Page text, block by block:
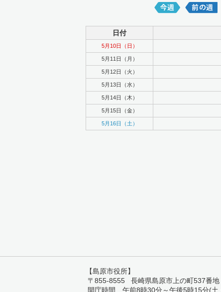
日付
5月10日（日）
5月11日（月）
5月12日（火）
5月13日（水）
5月14日（木）
5月15日（金）
5月16日（土）
【島原市役所】
〒855-8555 長崎県島原市上の町537番
開庁時間 午前8時30分～午後5時15分(土